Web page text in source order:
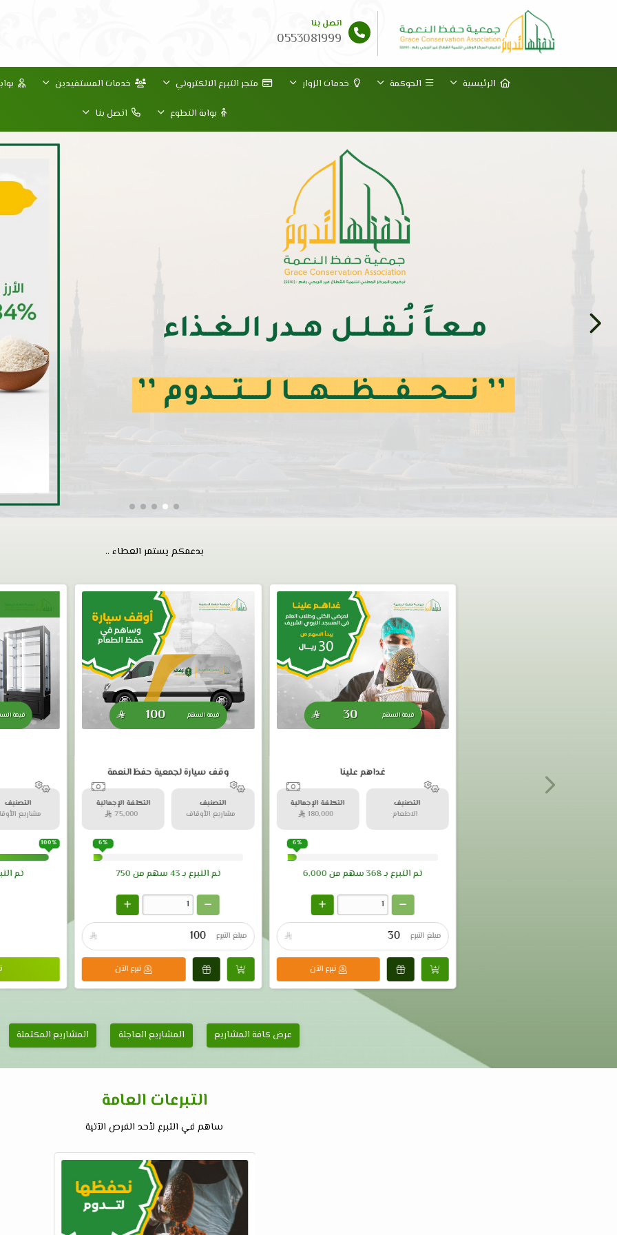
اتصل بنا
0553081999
الرئيسية الحوكمة خدمات الزوار متجر التبرع الالكتروني خدمات المستفيدين
بوابة التطوع اتصل بنا
بدعمكم يستمر العطاء ..
قيمة السهم 30

غداهم علينا
التصنيف
الاطعام
التكلفة الإجمالية
180,000 
6%
تم التبرع بـ368سهم من 6,000
مبلغ التبرع 
تبرع الآن
قيمة السهم 100

وقف سيارة لجمعية حفظ النعمة
التصنيف
مشاريع الأوقاف
التكلفة الإجمالية
75,000 
6%
تم التبرع بـ43 سهم من 750
مبلغ التبرع 
تبرع الآن
قيمة
التصنيف
مشاريع
100%
تم
عرض كافة المشاريع المشاريع العاجلة المشاريع المكتملة
التبرعات العامة
ساهم في التبرع لأحد الفرص الآتية